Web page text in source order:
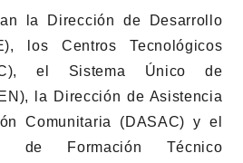
la Dirección de Desarrollo
los Centros Tecnológicos
el Sistema Único de
la Dirección de Asistencia
Comunitaria (DASAC) y el
de Formación Técnico